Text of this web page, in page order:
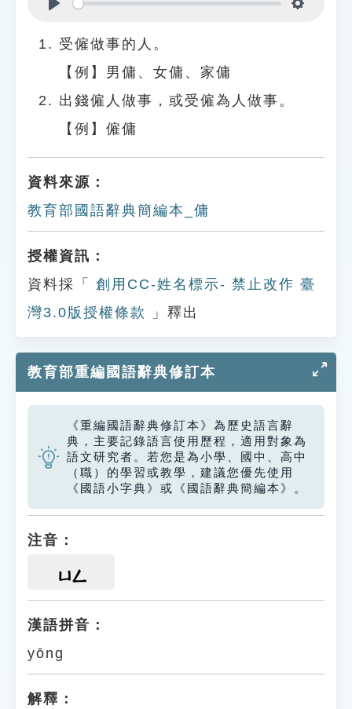
受僱做事的人。
【例】男傭、女傭、家傭
出錢僱人做事，或受僱為人做事。
【例】僱傭
資料來源：
教育部國語辭典簡編本_傭
授權資訊：
資料採「
創用CC-姓名標示- 禁止改作 臺
灣3.0版授權條款
」釋出
教育部重編國語辭典修訂本
《重編國語辭典修訂本》為歷史語言辭
典，主要記錄語言使用歷程，適用對象為
語文研究者。若您是為小學、國中、高中
（職）的學習或教學，建議您優先使用
《國語小字典》或《國語辭典簡編本》。
注音：
ㄩㄥ
漢語拼音：
yōng
解釋：